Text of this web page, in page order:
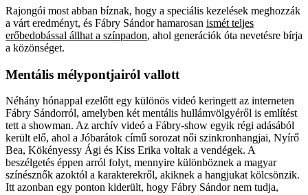
Rajongói most abban bíznak, hogy a speciális kezelések meghozzák
a várt eredményt, és Fábry Sándor hamarosan ismét teljes
erőbedobással állhat a színpadon, ahol generációk óta nevetésre bírja
a közönséget.
Mentális mélypontjairól vallott
Néhány hónappal ezelőtt egy különös videó keringett az interneten
Fábry Sándorról, amelyben két mentális hullámvölgyéről is említést
tett a showman. Az archív videó a Fábry-show egyik régi adásából
került elő, ahol a Jóbarátok című sorozat női szinkronhangjai, Nyírő
Bea, Kökényessy Ági és Kiss Erika voltak a vendégek. A
beszélgetés éppen arról folyt, mennyire különböznek a magyar
színésznők azoktól a karakterekről, akiknek a hangjukat kölcsönzik.
Itt azonban egy ponton kiderült, hogy Fábry Sándor nem tudja,